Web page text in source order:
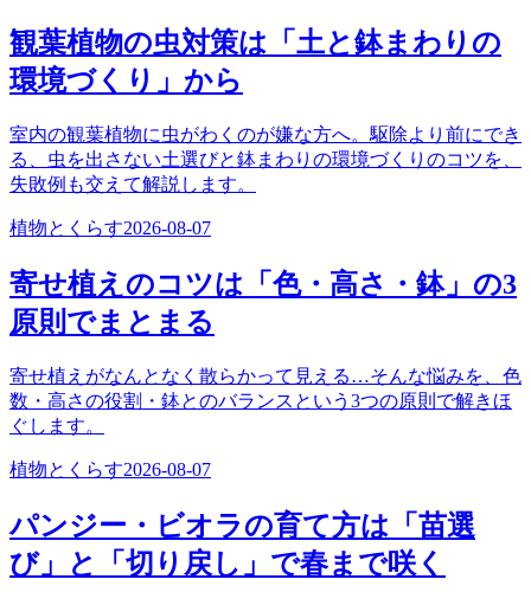
観葉植物の虫対策は「土と鉢まわりの
環境づくり」から
室内の観葉植物に虫がわくのが嫌な方へ。駆除より前にでき
る、虫を出さない土選びと鉢まわりの環境づくりのコツを、
失敗例も交えて解説します。
植物とくらす2026-08-07
寄せ植えのコツは「色・高さ・鉢」の3
原則でまとまる
寄せ植えがなんとなく散らかって見える…そんな悩みを、色
数・高さの役割・鉢とのバランスという3つの原則で解きほ
ぐします。
植物とくらす2026-08-07
パンジー・ビオラの育て方は「苗選
び」と「切り戻し」で春まで咲く